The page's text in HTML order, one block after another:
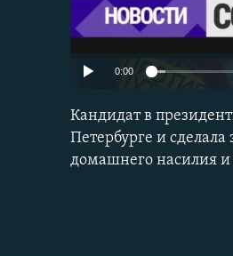
0:00
Кандидат в
Петербурге и
домашнего насилия и